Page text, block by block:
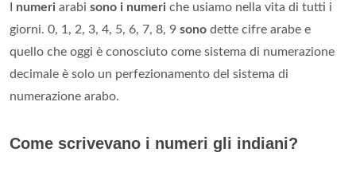
numeri arabi sono i numeri che usiamo nella vita di tutti i
giorni. 0, 1, 2, 3, 4, 5, 6, 7, 8, 9 sono dette cifre arabe e
quello che oggi è conosciuto come sistema di numerazione
decimale è solo un perfezionamento del sistema di
numerazione arabo.
Come scrivevano i numeri gli indiani?